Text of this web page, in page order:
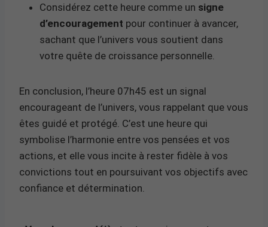
Considérez cette heure comme un signe
d’encouragement pour continuer à avancer,
sachant que l’univers vous soutient dans
votre quête de croissance personnelle.
En conclusion, l’heure 07h45 est un signal
encourageant de l’univers, vous rappelant que vous
êtes guidé et protégé. C’est une heure qui
symbolise l’harmonie entre vos pensées et vos
actions, et elle vous incite à rester fidèle à vos
convictions tout en poursuivant vos objectifs avec
confiance et détermination.